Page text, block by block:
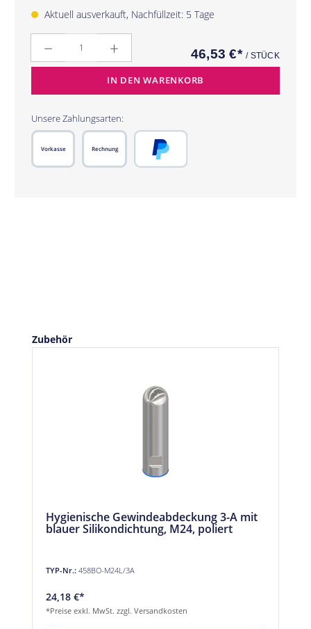
Aktuell ausverkauft, Nachfüllzeit: 5 Tage
46,53 €*/ STÜCK
IN DEN WARENKORB
Unsere Zahlungsarten:
Rechnung
Vorkasse
Produktgalerie überspringen
Zubehör
Hygienische Gewindeabdeckung 3-A mit
blauer Silikondichtung, M24, poliert
TYP-Nr.:458BO-M24L/3A
24,18 €*
*Preise exkl. MwSt. zzgl. Versandkosten